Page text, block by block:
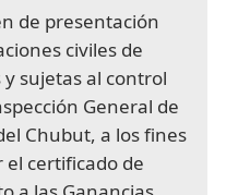
de presentación
civiles de
sujetas al control
General de
Chubut, a los fines
certificado de